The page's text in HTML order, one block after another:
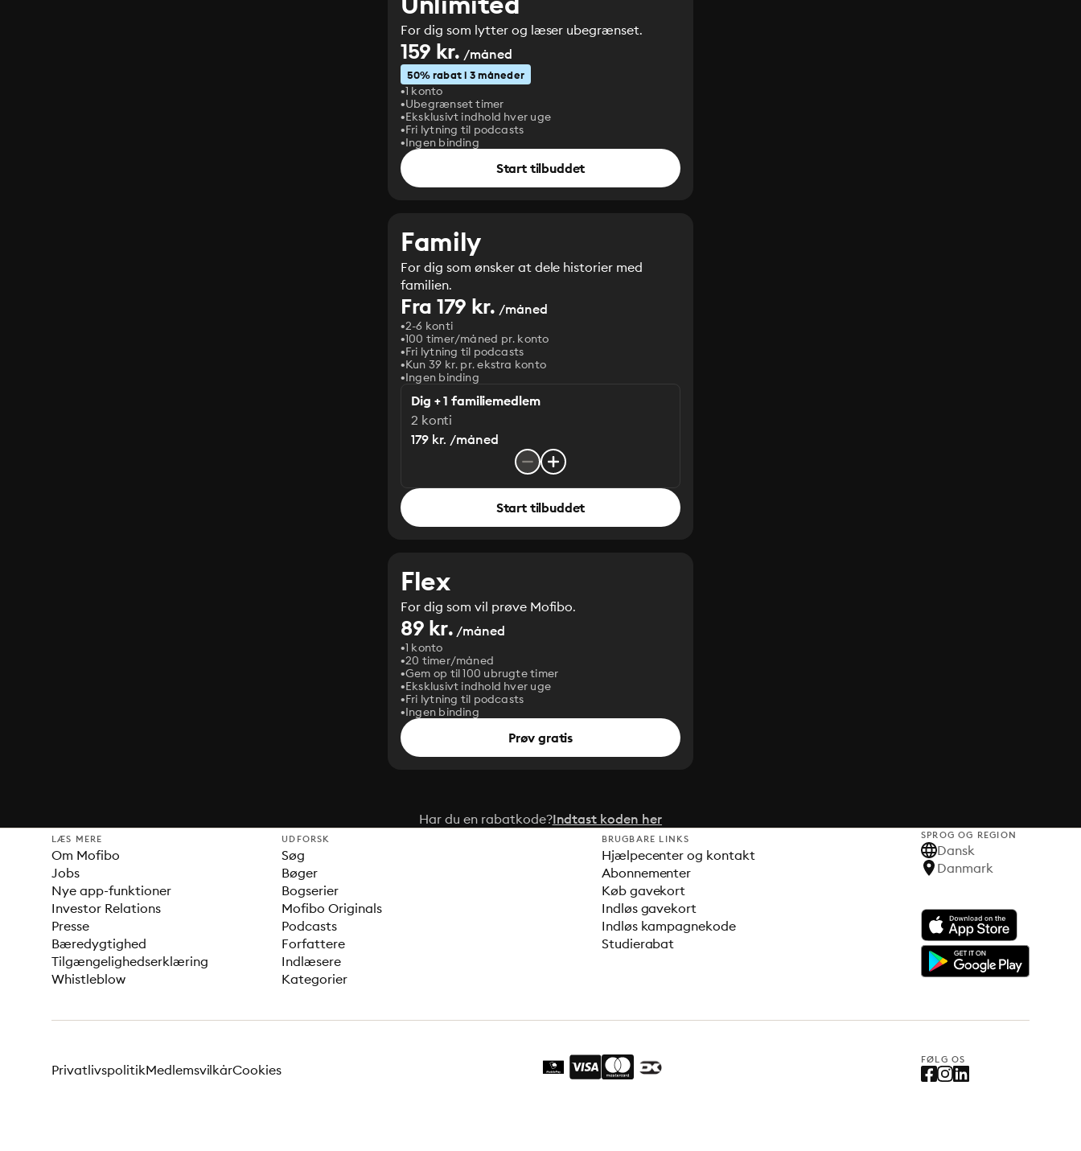
For dig som lytter og læser ubegrænset.
159 kr. /måned
50% rabat i 3 måneder
1 konto
Ubegrænset timer
Eksklusivt indhold hver uge
Fri lytning til podcasts
Ingen binding
Start tilbuddet
Family
For dig som ønsker at dele historier med
familien.
Fra 179 kr. /måned
2-6 konti
100 timer/måned pr. konto
Fri lytning til podcasts
Kun 39 kr. pr. ekstra konto
Ingen binding
Dig + 1 familiemedlem
2 konti
179 kr. /måned
Start tilbuddet
Flex
For dig som vil prøve Mofibo.
89 kr. /måned
1 konto
20 timer/måned
Gem op til 100 ubrugte timer
Eksklusivt indhold hver uge
Fri lytning til podcasts
Ingen binding
Prøv gratis
Har du en rabatkode?Indtast koden her
LÆS MERE
Om Mofibo
Jobs
Nye app-funktioner
Investor Relations
Presse
Bæredygtighed
Tilgængelighedserklæring
Whistleblow
UDFORSK
Søg
Bøger
Bogserier
Mofibo Originals
Podcasts
Forfattere
Indlæsere
Kategorier
BRUGBARE LINKS
Hjælpecenter og kontakt
Abonnementer
Køb gavekort
Indløs gavekort
Indløs kampagnekode
Studierabat
SPROG OG REGION
Dansk
Danmark
FØLG OS
PrivatlivspolitikMedlemsvilkårCookies